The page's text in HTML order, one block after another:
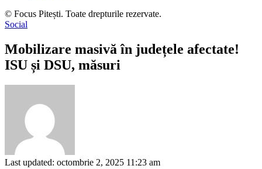
© Focus Pitești. Toate drepturile rezervate.
Social
Mobilizare masivă în județele afectate!
ISU și DSU, măsuri
Last updated: octombrie 2, 2025 11:23 am